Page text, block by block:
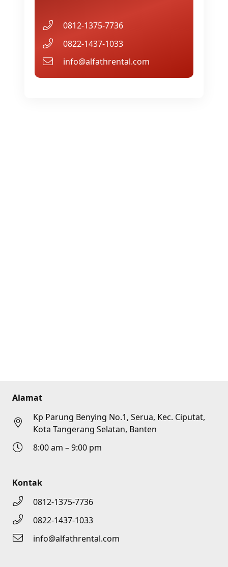
0812-1375-7736
0822-1437-1033
info@alfathrental.com
Alamat
Kp Parung Benying No.1, Serua, Kec. Ciputat,
Kota Tangerang Selatan, Banten
8:00 am – 9:00 pm
Kontak
0812-1375-7736
0822-1437-1033
info@alfathrental.com